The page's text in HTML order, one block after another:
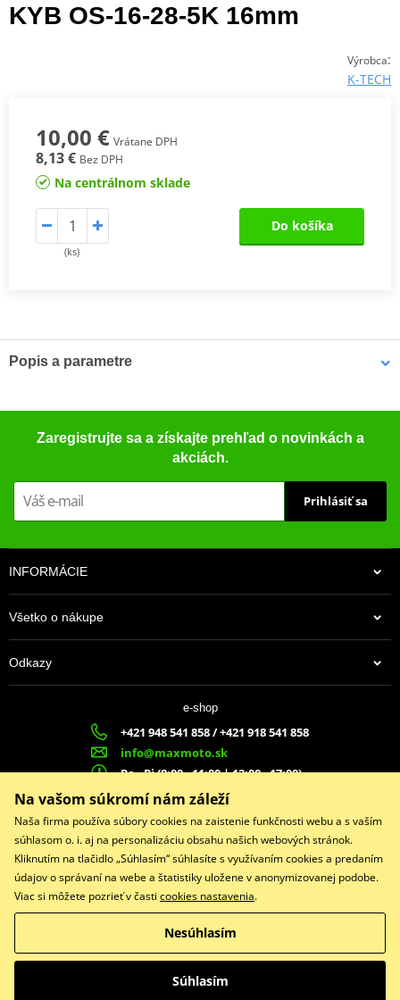
KYB OS-16-28-5K 16mm
Výrobca:
K-TECH
10,00 € Vrátane DPH
8,13 € Bez DPH
Na centrálnom sklade
(ks)
Do košíka
Popis a parametre
Gufera tlumičů K-Tech jsou přímou náhradou originálních dílů a
jsou k dispozici pro většinu použití.
Zaregistrujte sa a získajte prehľad o novinkách a
akciách.
Prihlásiť sa
INFORMÁCIE
Všetko o nákupe
Odkazy
e-shop
+421 948 541 858 / +421 918 541 858
info@maxmoto.sk
Po - Pi (8:00 - 11:00 | 12:00 - 17:00)
MAX
MOTO s.r.o.
Slovenských dobrovoľníkov 1439
022 01 Čadca
Facebook
Copyright © 2026 www.maxmotoshop.sk
Všetky práva vyhradené
Prepnúť na klasickú verziu
Na vašom súkromí nám záleží
Naša firma používa súbory cookies na zaistenie funkčnosti webu a s vaším
súhlasom o. i. aj na personalizáciu obsahu našich webových stránok.
Kliknutím na tlačidlo „Súhlasím“ súhlasíte s využívaním cookies a predaním
údajov o správaní na webe a štatistiky uložene v anonymizovanej podobe.
Viac si môžete pozrieť v časti cookies nastavenia.
Nesúhlasím
Súhlasím